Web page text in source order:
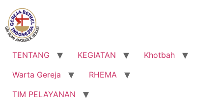
Lewati
konten
TENTANG KEGIATAN
Khotbah
Warta Gereja
RHEMA
TIM PELAYANAN